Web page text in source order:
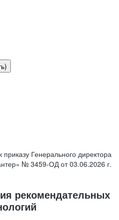
Генерального директора
№ 3459-ОД от 03.06.2026 г.
рекомендательных